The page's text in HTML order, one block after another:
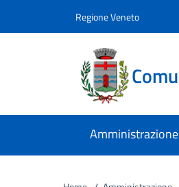
Regione Veneto
Amministrazione